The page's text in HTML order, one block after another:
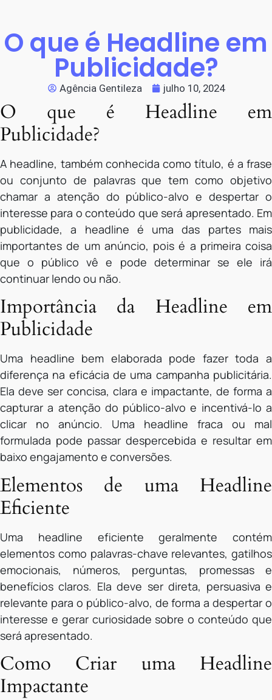
O que é Headline em
Publicidade?
Agência Gentileza julho 10, 2024
O que é Headline em
Publicidade?
A headline, também conhecida como título, é a frase
ou conjunto de palavras que tem como objetivo
chamar a atenção do público-alvo e despertar o
interesse para o conteúdo que será apresentado. Em
publicidade, a headline é uma das partes mais
importantes de um anúncio, pois é a primeira coisa
que o público vê e pode determinar se ele irá
continuar lendo ou não.
Importância da Headline em
Publicidade
Uma headline bem elaborada pode fazer toda a
diferença na eficácia de uma campanha publicitária.
Ela deve ser concisa, clara e impactante, de forma a
capturar a atenção do público-alvo e incentivá-lo a
clicar no anúncio. Uma headline fraca ou mal
formulada pode passar despercebida e resultar em
baixo engajamento e conversões.
Elementos de uma Headline
Eficiente
Uma headline eficiente geralmente contém
elementos como palavras-chave relevantes, gatilhos
emocionais, números, perguntas, promessas e
benefícios claros. Ela deve ser direta, persuasiva e
relevante para o público-alvo, de forma a despertar o
interesse e gerar curiosidade sobre o conteúdo que
será apresentado.
Como Criar uma Headline
Impactante